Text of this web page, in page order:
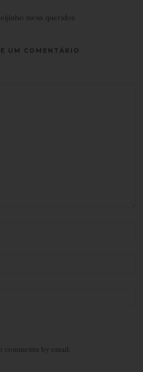
meus queridos
UM COMENTÁRIO
by email.